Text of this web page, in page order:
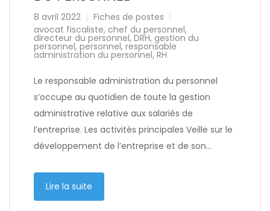
8 avril 2022
Fiches de postes
avocat fiscaliste, chef du personnel,
directeur du personnel, DRH, gestion du
personnel, personnel, responsable
administration du personnel, RH
Le responsable administration du personnel
s’occupe au quotidien de toute la gestion
administrative relative aux salariés de
l’entreprise. Les activités principales Veille sur le
développement de l’entreprise et de son…
Lire la suite